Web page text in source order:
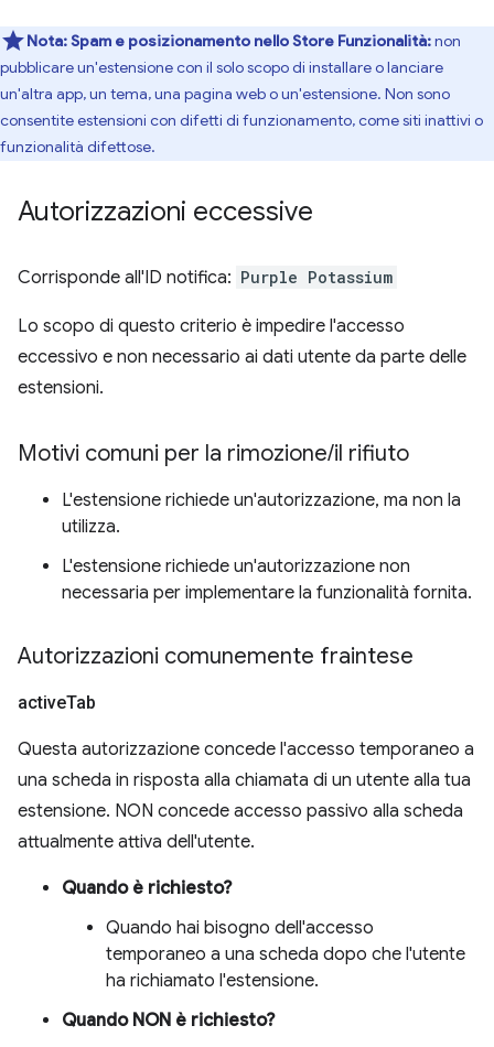
Nota:Spam e posizionamento nello Store Funzionalità:non
pubblicare un'estensione con il solo scopo di installare o lanciare
un'altra app, un tema, una pagina web o un'estensione. Non sono
consentite estensioni con difetti di funzionamento, come siti inattivi o
funzionalità difettose.
Autorizzazioni eccessive
Corrisponde all'ID notifica: Purple Potassium
Lo scopo di questo criterio è impedire l'accesso
eccessivo e non necessario ai dati utente da parte delle
estensioni.
Motivi comuni per la rimozione/il rifiuto
L'estensione richiede un'autorizzazione, ma non la
utilizza.
L'estensione richiede un'autorizzazione non
necessaria per implementare la funzionalità fornita.
Autorizzazioni comunemente fraintese
activeTab
Questa autorizzazione concede l'accesso temporaneo a
una scheda in risposta alla chiamata di un utente alla tua
estensione. NON concede accesso passivo alla scheda
attualmente attiva dell'utente.
Quando è richiesto?
Quando hai bisogno dell'accesso
temporaneo a una scheda dopo che l'utente
ha richiamato l'estensione.
Quando NON è richiesto?